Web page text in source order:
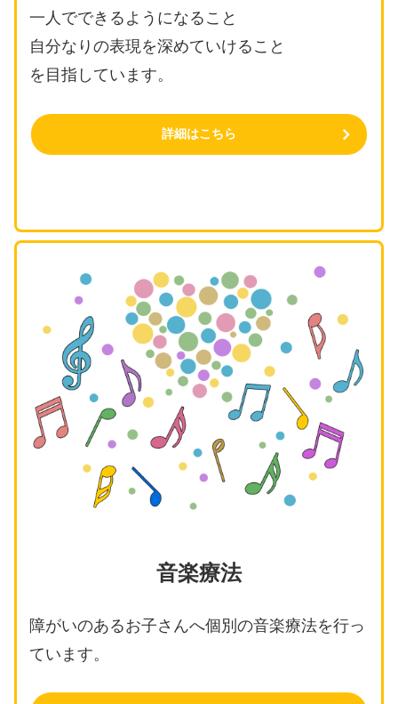
一人でできるようになること
自分なりの表現を深めていけること
を目指しています。
詳細はこちら
音楽療法
障がいのあるお子さんへ個別の音楽療法を行っ
ています。